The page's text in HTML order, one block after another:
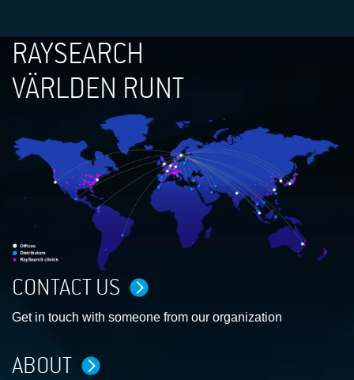
RAYSEARCH
VÄRLDEN RUNT
CONTACT US
Get in touch with someone from our organization
ABOUT